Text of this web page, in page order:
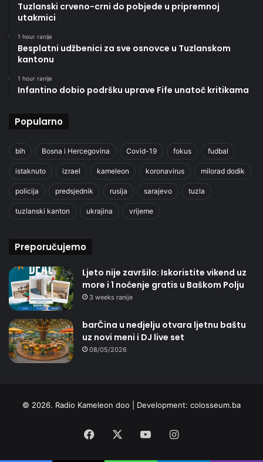
Tuzlanski crveno-crni do pobjede u pripremnoj
utakmici
1 hour ranije
Besplatni udžbenici za sve osnovce u Tuzlanskom
kantonu
1 hour ranije
Infantino dobio podršku uprave Fife unatoč kritikama
Popularno
bih Bosna i Hercegovina Covid-19 fokus fudbal
istaknuto izrael kameleon koronavirus milorad dodik
policija predsjednik rusija sarajevo tuzla
tuzlanski kanton ukrajina vrijeme
Preporučujemo
Ljeto nije završilo: Iskoristite vikend uz
more i 1 noćenje gratis u Baškom Polju
3 weeks ranije
barČina u nedjelju otvara ljetnu baštu
uz novi meni i DJ live set
08/05/2026
© 2026. Radio Kameleon doo | Development: colosseum.ba
Facebook YouTubeInstagram